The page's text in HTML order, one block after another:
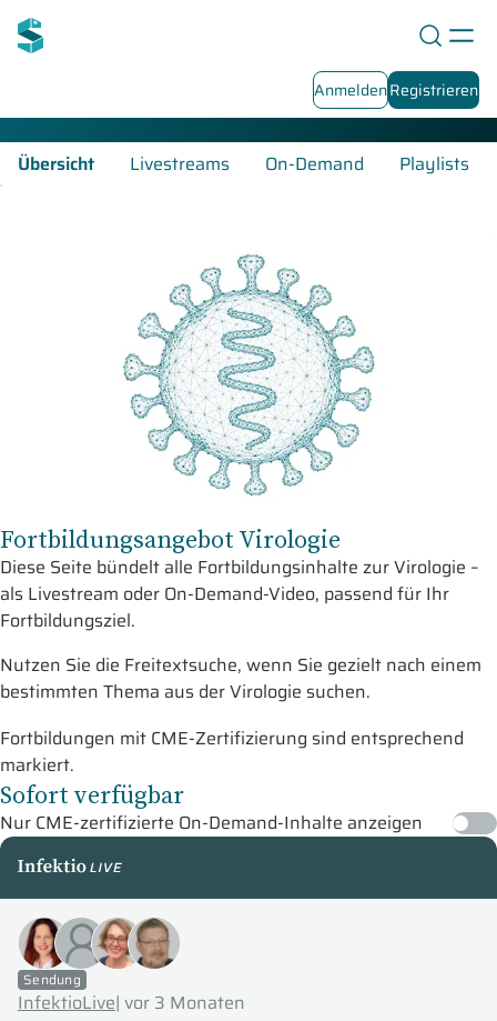
AnmeldenRegistrieren
Übersicht Livestreams On-Demand Playlists
Fortbildungsangebot Virologie
Diese Seite bündelt alle Fortbildungsinhalte zur Virologie –
als Livestream oder On-Demand-Video, passend für Ihr
Fortbildungsziel.
Nutzen Sie die Freitextsuche, wenn Sie gezielt nach einem
bestimmten Thema aus der Virologie suchen.
Fortbildungen mit CME-Zertifizierung sind entsprechend
markiert.
Sofort verfügbar
Nur CME-zertifizierte On-Demand-Inhalte anzeigen
InfektioLive
Sendung
InfektioLive| vor 3 Monaten